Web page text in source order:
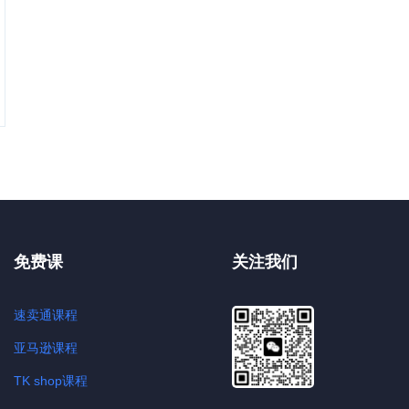
免费课
速卖通课程
亚马逊课程
TK shop课程
关注我们